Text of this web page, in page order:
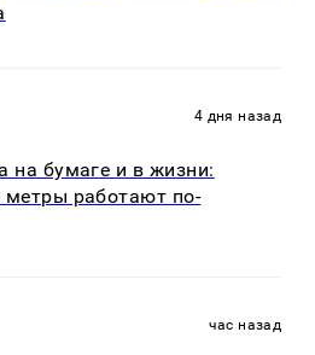
4 дня назад
на бумаге и в жизни:
работают по-
час назад